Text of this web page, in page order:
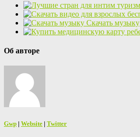
Скачать музыку
Об авторе
Gwp | Website | Twitter